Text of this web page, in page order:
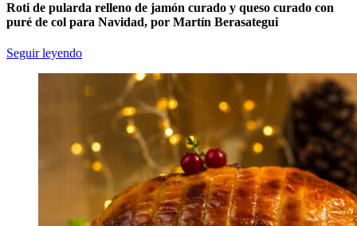
Roti de pularda relleno de jamón curado y queso curado con
puré de col para Navidad, por Martín Berasategui
Seguir leyendo